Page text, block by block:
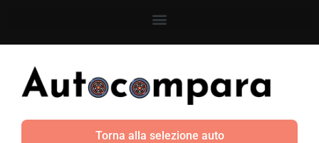
Torna alla selezione auto